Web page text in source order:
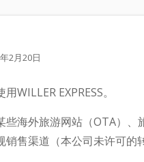
2月20日
WILLER EXPRESS。
些海外旅游网站（OTA）、
销售渠道（本公司未许可的